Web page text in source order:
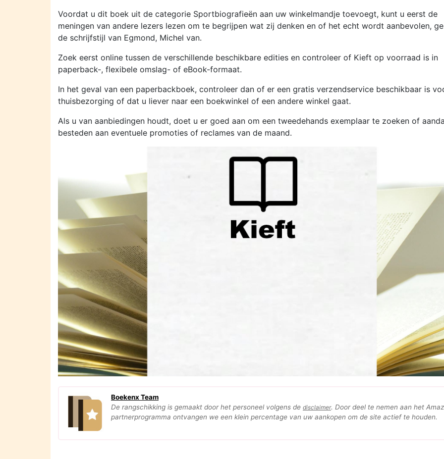
Voordat u dit boek uit de categorie Sportbiografieën aan uw winkelmandje toevoegt, kunt u eerst de
meningen van andere lezers lezen om te begrijpen wat zij denken en of het echt wordt aanbevolen,
de schrijfstijl van Egmond, Michel van.
Zoek eerst online tussen de verschillende beschikbare edities en controleer of Kieft op voorraad is in
paperback-, flexibele omslag- of eBook-formaat.
In het geval van een paperbackboek, controleer dan of er een gratis verzendservice beschikbaar is
thuisbezorging of dat u liever naar een boekwinkel of een andere winkel gaat.
Als u van aanbiedingen houdt, doet u er goed aan om een tweedehands exemplaar te zoeken of
besteden aan eventuele promoties of reclames van de maand.
Boekenx Team
De rangschikking is gemaakt door het personeel volgens de disclaimer. Door deel te nemen aan het
partnerprogramma ontvangen we een klein percentage van uw aankopen om de site actief te houden.